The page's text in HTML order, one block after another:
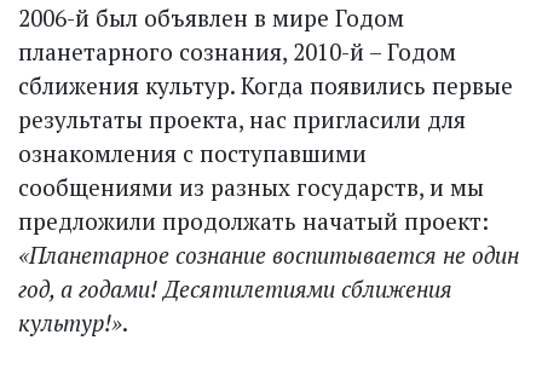
2006-й был объявлен в мире Годом
планетарного сознания, 2010-й – Годом
сближения культур. Когда появились первые
результаты проекта, нас пригласили для
ознакомления с поступавшими
сообщениями из разных государств, и мы
предложили продолжать начатый проект:
«Планетарное сознание воспитывается не один
год, а годами! Десятилетиями сближения
культур!».